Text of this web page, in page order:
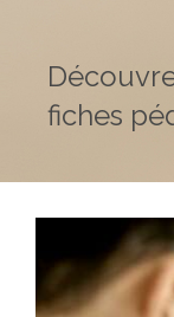
fiches